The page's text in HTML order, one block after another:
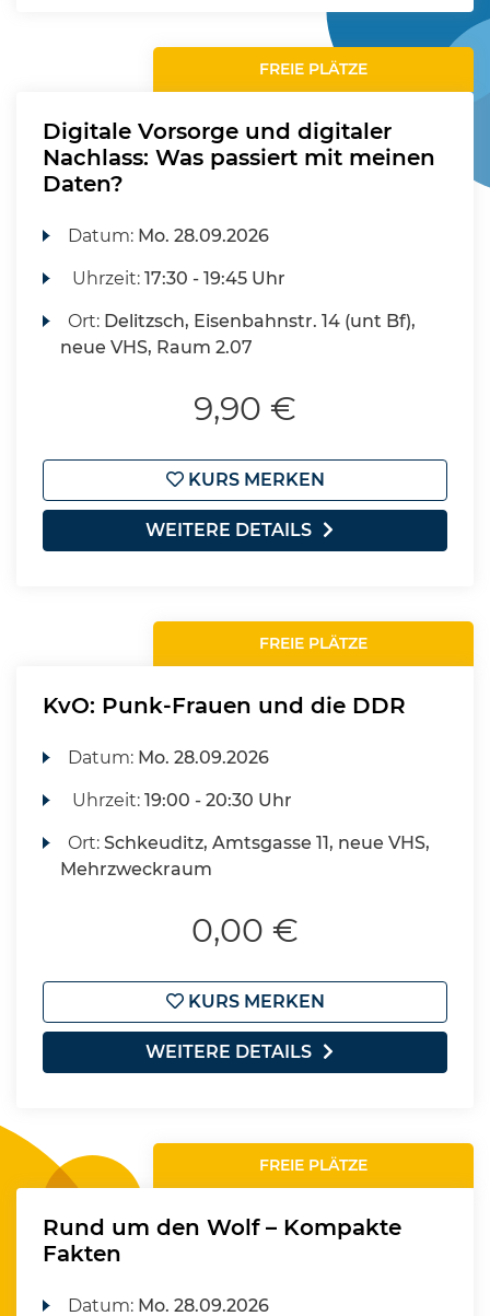
FREIE PLÄTZE
Digitale Vorsorge und digitaler
Nachlass: Was passiert mit meinen
Daten?
Datum: Mo. 28.09.2026
Uhrzeit:17:30 - 19:45 Uhr
Ort: Delitzsch, Eisenbahnstr. 14 (unt Bf),
neue VHS, Raum 2.07
9,90 €
KURS MERKEN
WEITERE DETAILS
FREIE PLÄTZE
KvO: Punk-Frauen und die DDR
Datum: Mo. 28.09.2026
Uhrzeit:19:00 - 20:30 Uhr
Ort:Schkeuditz, Amtsgasse 11, neue VHS,
Mehrzweckraum
0,00 €
KURS MERKEN
WEITERE DETAILS
FREIE PLÄTZE
Rund um den Wolf – Kompakte
Fakten
Datum: Mo. 28.09.2026